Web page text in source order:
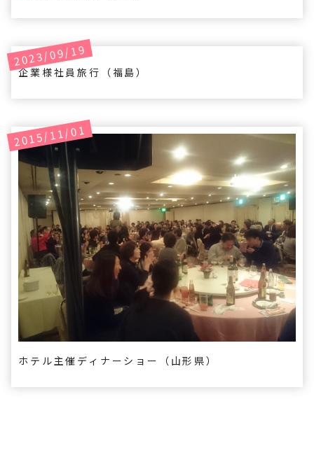
2023/09/19
企業様社員旅行（福島）
2015/11/01
ホテル主催ディナーショー（山形県）